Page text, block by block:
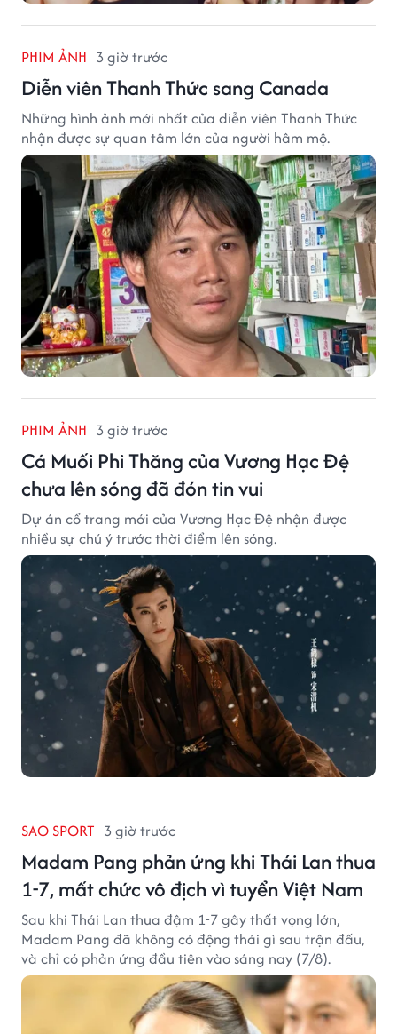
PHIM ẢNH 3 giờ trước
Diễn viên Thanh Thức sang Canada
Những hình ảnh mới nhất của diễn viên Thanh Thức
nhận được sự quan tâm lớn của người hâm mộ.
PHIM ẢNH 3 giờ trước
Cá Muối Phi Thăng của Vương Hạc Đệ
chưa lên sóng đã đón tin vui
Dự án cổ trang mới của Vương Hạc Đệ nhận được
nhiều sự chú ý trước thời điểm lên sóng.
SAO SPORT 3 giờ trước
Madam Pang phản ứng khi Thái Lan thua
1-7, mất chức vô địch vì tuyển Việt Nam
Sau khi Thái Lan thua đậm 1-7 gây thất vọng lớn,
Madam Pang đã không có động thái gì sau trận đấu,
và chỉ có phản ứng đầu tiên vào sáng nay (7/8).